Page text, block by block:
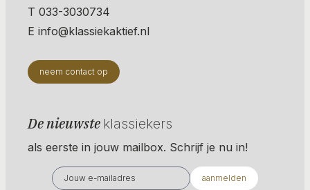
T 033-3030734
E info@klassiekaktief.nl
neem contact op
De nieuwste klassiekers
als eerste in jouw mailbox. Schrijf je nu in!
aanmelden